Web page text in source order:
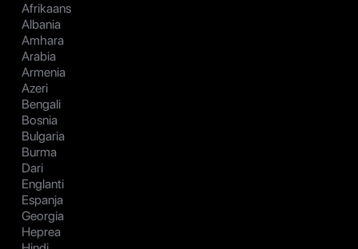
Afrikaans
Albania
Amhara
Arabia
Armenia
Azeri
Bengali
Bosnia
Bulgaria
Burma
Dari
Englanti
Espanja
Georgia
Heprea